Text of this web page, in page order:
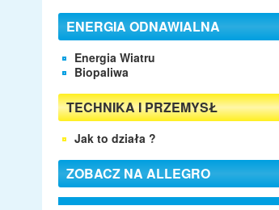
ENERGIA ODNAWIALNA
Energia Wiatru
Biopaliwa
TECHNIKA I PRZEMYSŁ
Jak to działa ?
ZOBACZ NA ALLEGRO